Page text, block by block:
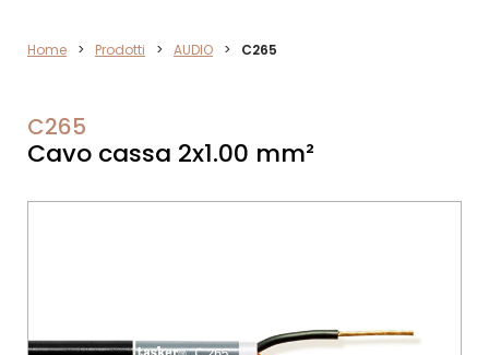
AUDIO
Home > Prodotti > AUDIO > C265
C265
Cavo cassa 2x1.00 mm²